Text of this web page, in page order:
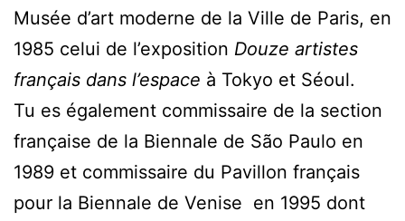
Musée d’art moderne de la Ville de Paris, en
1985 celui de l’exposition Douze artistes
français dans l’espace à Tokyo et Séoul.
Tu es également commissaire de la section
française de la Biennale de São Paulo en
1989 et commissaire du Pavillon français
pour la Biennale de Venise en 1995 dont